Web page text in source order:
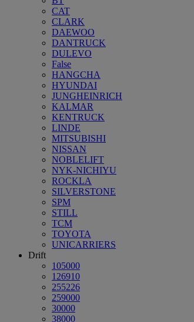
CAT
CLARK
DAEWOO
DANTRUCK
DULEVO
False
HANGCHA
HYUNDAI
JUNGHEINRICH
KALMAR
KENTRUCK
LINDE
MITSUBISHI
NISSAN
NOBLELIFT
NYK-NICHIYU
ROCKLA
SILVERSTONE
SPM
STILL
TCM
TOYOTA
UNICARRIERS
Drift
105000
126910
255226
259000
30000
38000